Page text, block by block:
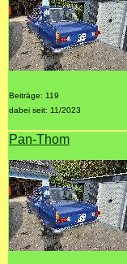
Beiträge: 119
dabei seit: 11/2023
Pan-Thom